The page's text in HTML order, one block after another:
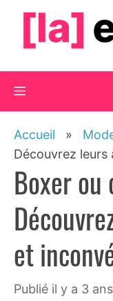
contenu
Menu
Accueil »
Découvrez
Boxer ou
et
publié il y a 3 ans